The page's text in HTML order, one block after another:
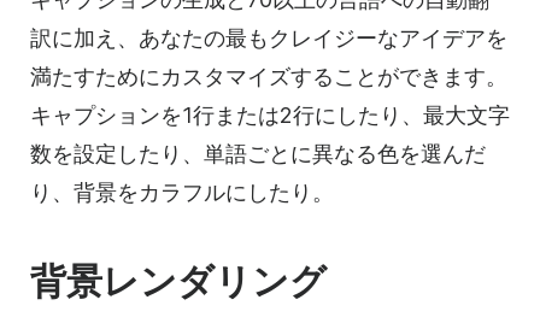
訳に加え、あなたの最もクレイジーなアイデアを
満たすためにカスタマイズすることができます。
キャプションを1行または2行にしたり、最大文字
数を設定したり、単語ごとに異なる色を選んだ
り、背景をカラフルにしたり。
背景レンダリング